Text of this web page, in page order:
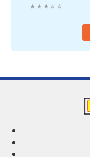
Belutu